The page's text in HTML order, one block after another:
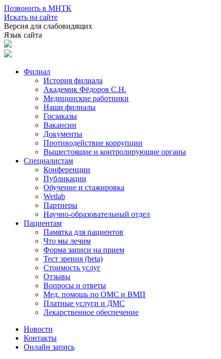
Позвонить в МНТК
Искать на сайте
Версия для слабовидящих
Язык сайта
Филиал
История филиала
Академик Фёдоров С.Н.
Медицинские работники
Наши филиалы
Госзаказы
Вакансии
Документы
Противодействие коррупции
Вышестоящие и контролирующие органы
Специалистам
Конференции
Публикации
Обучение и стажировка
Wetlab
Партнеры
Научно-образовательный отдел
Пациентам
Памятка для пациентов
Что мы лечим
Форма записи на прием
Тест зрения (beta)
Стоимость услуг
Отзывы
Вопросы и ответы
Мед. помощь по ОМС и ВМП
Платные услуги и ДМС
Лекарственное обеспечение
Новости
Контакты
Онлайн запись